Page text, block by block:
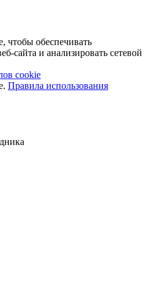
чтобы обеспечивать
сайта и анализировать сетевой
cookie
Правила использования